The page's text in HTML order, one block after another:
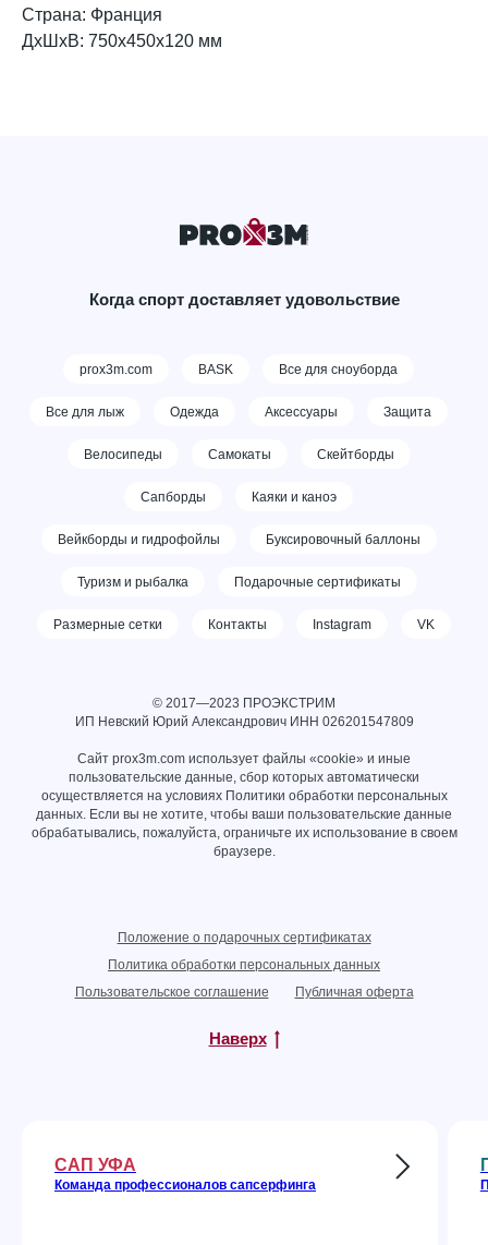
Страна: Франция
ДxШxВ: 750x450x120 мм
Когда спорт доставляет удовольствие
prox3m.com BASK Все для сноуборда
Все для лыж Одежда Аксессуары Защита
Велосипеды Самокаты Скейтборды
Сапборды Каяки и каноэ
Вейкборды и гидрофойлы Буксировочный баллоны
Туризм и рыбалка Подарочные сертификаты
Размерные сетки Контакты Instagram VK
© 2017—2023 ПРОЭКСТРИМ
ИП Невский Юрий Александрович ИНН 026201547809
Сайт prox3m.com использует файлы «cookie» и иные
пользовательские данные, сбор которых автоматически
осуществляется на условиях Политики обработки персональных
данных. Если вы не хотите, чтобы ваши пользовательские данные
обрабатывались, пожалуйста, ограничьте их использование в своем
браузере.
Положение о подарочных сертификатах
Политика обработки персональных данных
Пользовательское соглашение
Публичная оферта
Наверх
САП УФА
Команда профессионалов сапсерфинга